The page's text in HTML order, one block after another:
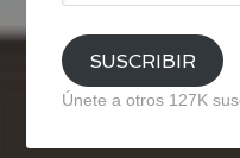
email
SUSCRIBIR
Únete a otros 127K